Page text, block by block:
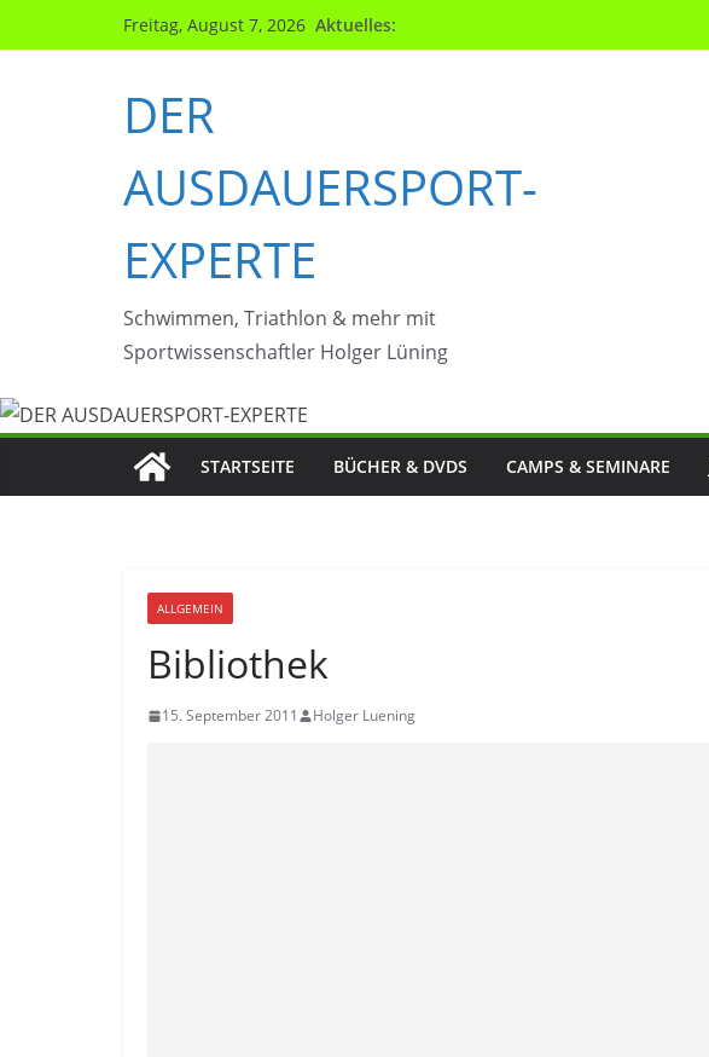
Inhalt
Freitag, August 7, 2026 Aktuelles:
DER
AUSDAUERSPORT-
EXPERTE
Schwimmen, Triathlon & mehr mit
Sportwissenschaftler Holger Lüning
STARTSEITE BÜCHER & DVDS CAMPS & SEMINARE
ALLGEMEIN
Bibliothek
15. September 2011 Holger Luening